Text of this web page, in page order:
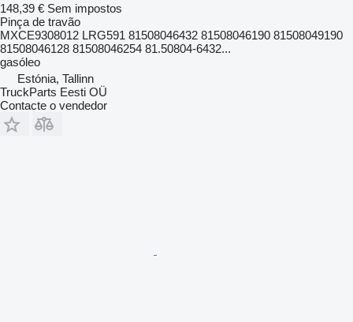
148,39 € Sem impostos
Pinça de travão
MXCE9308012 LRG591 81508046432 81508046190 81508049190
81508046128 81508046254 81.50804-6432...
gasóleo
Estónia, Tallinn
TruckParts Eesti OÜ
Contacte o vendedor